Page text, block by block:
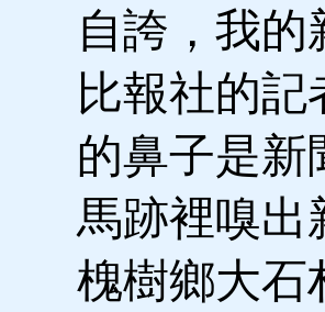
自誇，我
比報社的
的鼻子是新
馬跡裡嗅出
槐樹鄉大石